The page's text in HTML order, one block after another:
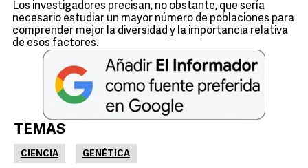
Los investigadores precisan, no obstante, que sería
necesario estudiar un mayor número de poblaciones para
comprender mejor la diversidad y la importancia relativa
de esos factores.
TEMAS
CIENCIA GENÉTICA